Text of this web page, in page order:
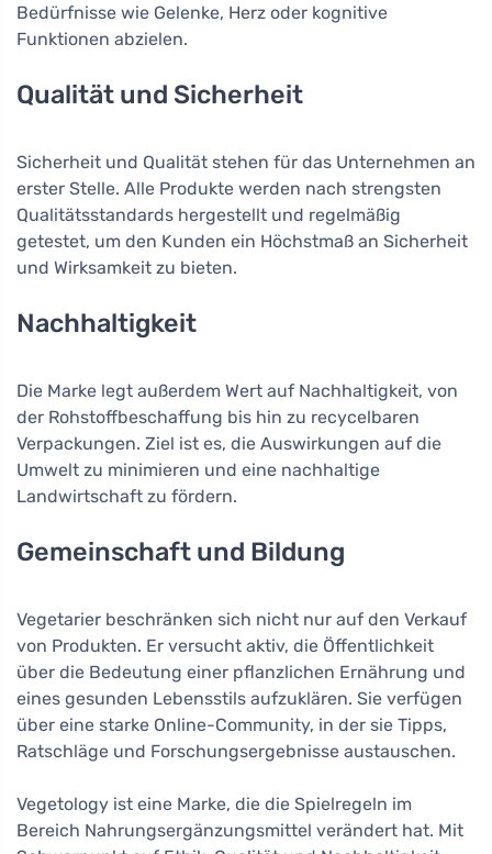
Bedürfnisse wie Gelenke, Herz oder kognitive
Funktionen abzielen.
Qualität und Sicherheit
Sicherheit und Qualität stehen für das Unternehmen an
erster Stelle. Alle Produkte werden nach strengsten
Qualitätsstandards hergestellt und regelmäßig
getestet, um den Kunden ein Höchstmaß an Sicherheit
und Wirksamkeit zu bieten.
Nachhaltigkeit
Die Marke legt außerdem Wert auf Nachhaltigkeit, von
der Rohstoffbeschaffung bis hin zu recycelbaren
Verpackungen. Ziel ist es, die Auswirkungen auf die
Umwelt zu minimieren und eine nachhaltige
Landwirtschaft zu fördern.
Gemeinschaft und Bildung
Vegetarier beschränken sich nicht nur auf den Verkauf
von Produkten. Er versucht aktiv, die Öffentlichkeit
über die Bedeutung einer pflanzlichen Ernährung und
eines gesunden Lebensstils aufzuklären. Sie verfügen
über eine starke Online-Community, in der sie Tipps,
Ratschläge und Forschungsergebnisse austauschen.
Vegetology ist eine Marke, die die Spielregeln im
Bereich Nahrungsergänzungsmittel verändert hat. Mit